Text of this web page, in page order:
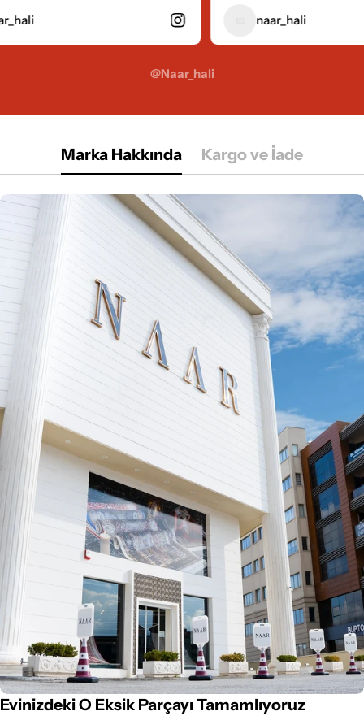
naar_hali
@naar_hali
Marka Hakkında Kargo ve İade
Evinizdeki O Eksik Parçayı Tamamlıyoruz